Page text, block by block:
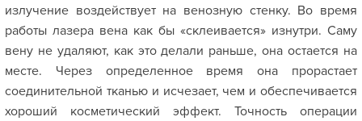
излучение воздействует на венозную стенку. Во время
работы лазера вена как бы «склеивается» изнутри. Саму
вену не удаляют, как это делали раньше, она остается на
месте. Через определенное время она прорастает
соединительной тканью и исчезает, чем и обеспечивается
хороший косметический эффект. Точность операции